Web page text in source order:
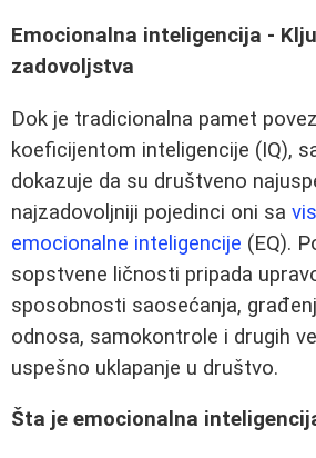
Emocionalna inteligencija -
zadovoljstva
Dok je tradicionalna pamet
koeficijentom inteligencije (IQ),
dokazuje da su društveno
najzadovoljniji pojedinci oni sa
emocionalne inteligencije (EQ).
sopstvene ličnosti pripada
sposobnosti saosećanja,
odnosa, samokontrole i drugih
uspešno uklapanje u društvo.
Šta je emocionalna